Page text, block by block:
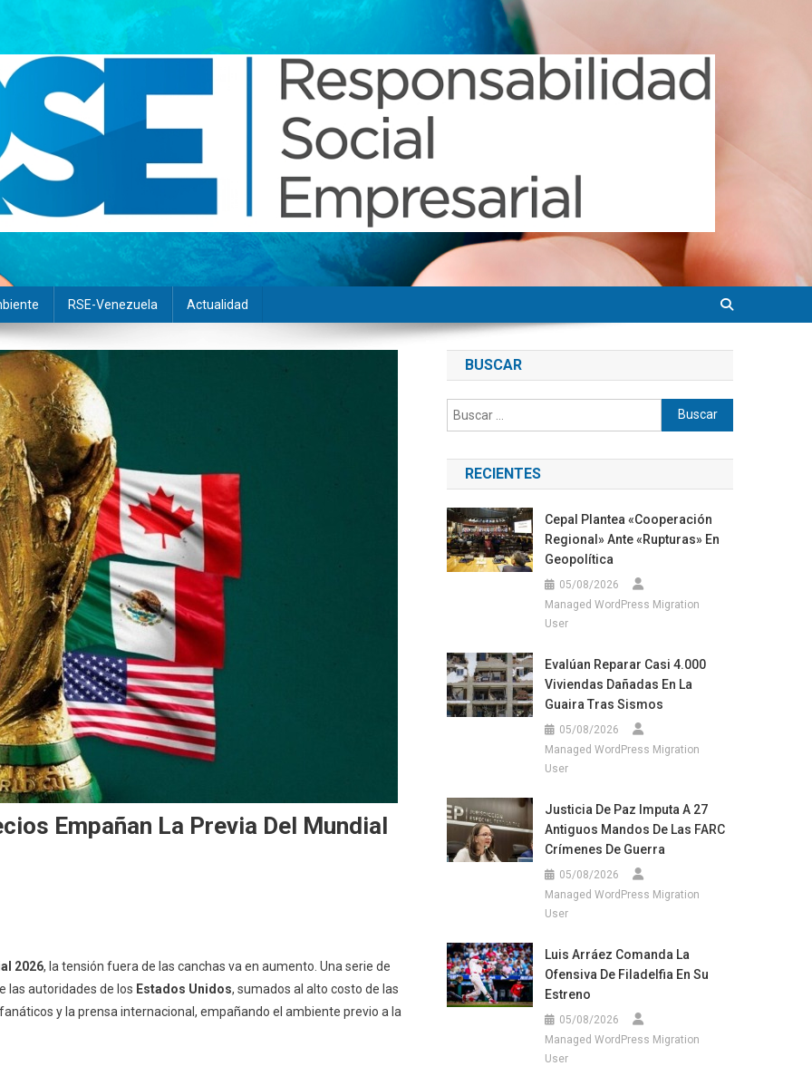
RSE-Venezuela Actualidad
Empañan La Previa Del Mundial
2026, la tensión fuera de las canchas va en aumento. Una serie de
las autoridades de los Estados Unidos, sumados al alto costo de las
y la prensa internacional, empañando el ambiente previo a la
BUSCAR
Buscar:
RECIENTES
Cepal Plantea «cooperación
Regional» Ante «rupturas» En
Geopolítica
05/08/2026
Managed WordPress Migration
User
Evalúan Reparar Casi 4.000
Viviendas Dañadas En La
Guaira Tras Sismos
05/08/2026
Managed WordPress Migration
User
Justicia De Paz Imputa A 27
Antiguos Mandos De Las FARC
Crímenes De Guerra
05/08/2026
Managed WordPress Migration
User
Luis Arráez Comanda La
Ofensiva De Filadelfia En Su
Estreno
05/08/2026
Managed WordPress Migration
User